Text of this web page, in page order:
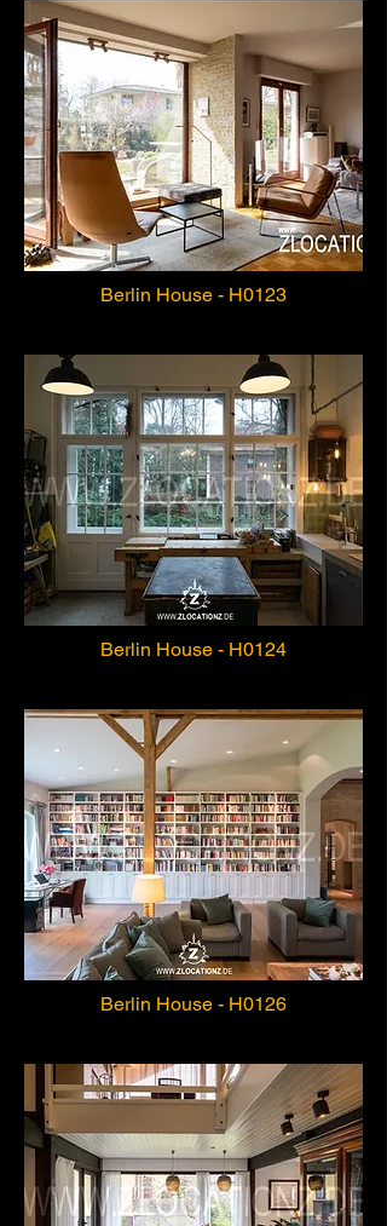
Berlin House - H0123
Berlin House - H0124
Berlin House - H0126